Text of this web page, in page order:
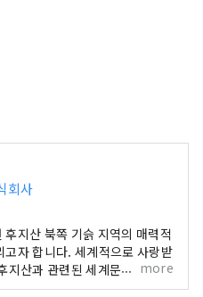
회사
후지산 북쪽 기슭 지역의 매력적
고자 합니다. 세계적으로 사랑받
지산과 관련된 세계문화유산도
북쪽에
more